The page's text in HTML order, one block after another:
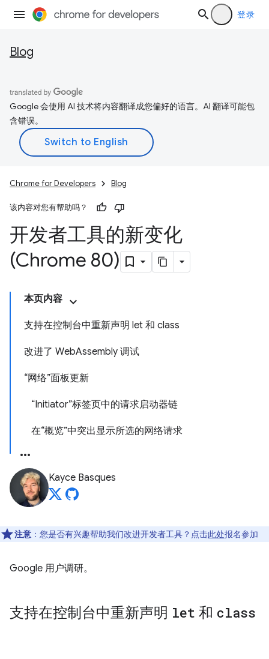
登录
Blog
Google 会使用 AI 技术将内容翻译成您偏好的语言。AI 翻译可能包
含错误。
Chrome for Developers Blog
该内容对您有帮助吗？
开发者工具的新变化
(Chrome 80)
本页内容
支持在控制台中重新声明 let 和 class
改进了 WebAssembly 调试
“网络”面板更新
“Initiator”标签页中的请求启动器链
在“概览”中突出显示所选的网络请求
Kayce Basques
注意 ：您是否有兴趣帮助我们改进开发者工具？点击此处报名参加
Google 用户调研。
支持在控制台中重新声明 let 和 class